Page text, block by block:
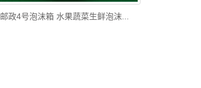
邮政4号泡沫箱 水果蔬菜生鲜泡沫...